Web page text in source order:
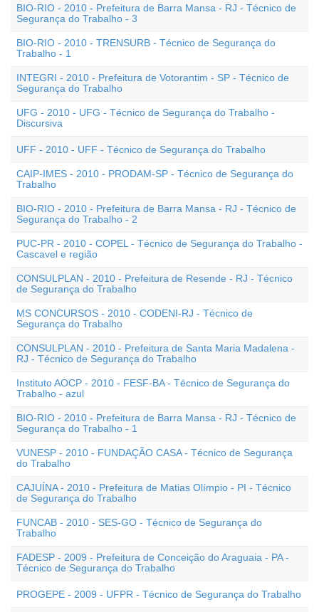
BIO-RIO - 2010 - Prefeitura de Barra Mansa - RJ - Técnico de
Segurança do Trabalho - 3
BIO-RIO - 2010 - TRENSURB - Técnico de Segurança do
Trabalho - 1
INTEGRI - 2010 - Prefeitura de Votorantim - SP - Técnico de
Segurança do Trabalho
UFG - 2010 - UFG - Técnico de Segurança do Trabalho -
Discursiva
UFF - 2010 - UFF - Técnico de Segurança do Trabalho
CAIP-IMES - 2010 - PRODAM-SP - Técnico de Segurança do
Trabalho
BIO-RIO - 2010 - Prefeitura de Barra Mansa - RJ - Técnico de
Segurança do Trabalho - 2
PUC-PR - 2010 - COPEL - Técnico de Segurança do Trabalho -
Cascavel e região
CONSULPLAN - 2010 - Prefeitura de Resende - RJ - Técnico
de Segurança do Trabalho
MS CONCURSOS - 2010 - CODENI-RJ - Técnico de
Segurança do Trabalho
CONSULPLAN - 2010 - Prefeitura de Santa Maria Madalena -
RJ - Técnico de Segurança do Trabalho
Instituto AOCP - 2010 - FESF-BA - Técnico de Segurança do
Trabalho - azul
BIO-RIO - 2010 - Prefeitura de Barra Mansa - RJ - Técnico de
Segurança do Trabalho - 1
VUNESP - 2010 - FUNDAÇÃO CASA - Técnico de Segurança
do Trabalho
CAJUÍNA - 2010 - Prefeitura de Matias Olímpio - PI - Técnico
de Segurança do Trabalho
FUNCAB - 2010 - SES-GO - Técnico de Segurança do
Trabalho
FADESP - 2009 - Prefeitura de Conceição do Araguaia - PA -
Técnico de Segurança do Trabalho
PROGEPE - 2009 - UFPR - Técnico de Segurança do Trabalho